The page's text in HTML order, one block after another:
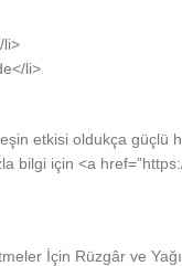
li>
li>
etkisi oldukça
bilgi için <a
İçin Rüzgâr ve